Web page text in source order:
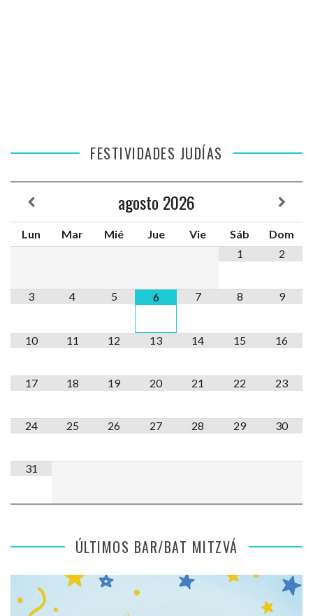
FESTIVIDADES JUDÍAS
agosto 2026
Lun Mar Mié Jue Vie Sáb
Dom
1
2
3 4 5 6 7 8 9
10 11 12 13 14 15 16
17 18 19 20 21 22 23
24 25 26 27 28 29 30
31
ÚLTIMOS BAR/BAT MITZVÁ